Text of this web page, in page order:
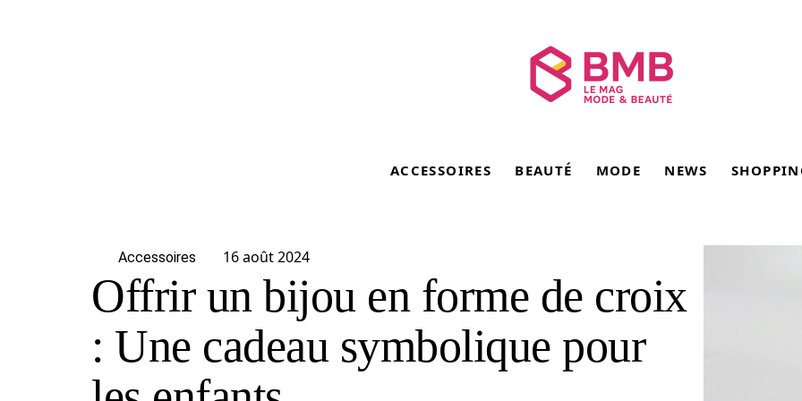
ACCESSOIRES BEAUTÉ MODE NEWS
Accessoires 16 août 2024
Offrir un bijou en forme de croix
: Une cadeau symbolique pour